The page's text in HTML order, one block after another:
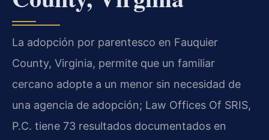
La adopción por parentesco en Fauquier
County, Virginia, permite que un familiar
cercano adopte a un menor sin necesidad de
una agencia de adopción; Law Offices Of SRIS,
P.C. tiene 73 resultados documentados en